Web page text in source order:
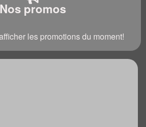
Nos promos
les promotions du moment!